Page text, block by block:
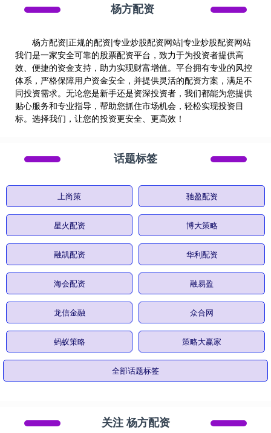
杨方配资
杨方配资|正规的配资|专业炒股配资网站|专业炒股配资网站
我们是一家安全可靠的股票配资平台，致力于为投资者提供高
效、便捷的资金支持，助力实现财富增值。平台拥有专业的风控
体系，严格保障用户资金安全，并提供灵活的配资方案，满足不
同投资需求。无论您是新手还是资深投资者，我们都能为您提供
贴心服务和专业指导，帮助您抓住市场机会，轻松实现投资目
标。选择我们，让您的投资更安全、更高效！
话题标签
上尚策 驰盈配资
星火配资 博大策略
融凯配资 华利配资
海会配资 融易盈
龙信金融 众合网
蚂蚁策略 策略大赢家
全部话题标签
关注 杨方配资